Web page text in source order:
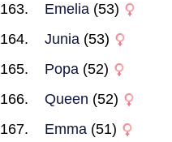
Emelia (53)
Junia (53)
Popa (52)
Queen (52)
Emma (51)